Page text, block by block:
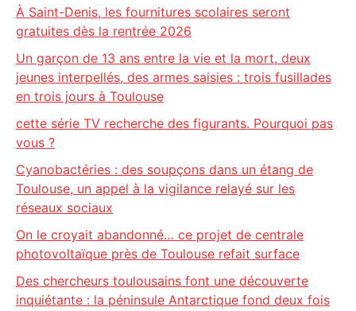
À Saint-Denis, les fournitures scolaires seront
gratuites dès la rentrée 2026
Un garçon de 13 ans entre la vie et la mort, deux
jeunes interpellés, des armes saisies : trois fusillades
en trois jours à Toulouse
cette série TV recherche des figurants. Pourquoi pas
vous ?
Cyanobactéries : des soupçons dans un étang de
Toulouse, un appel à la vigilance relayé sur les
réseaux sociaux
On le croyait abandonné… ce projet de centrale
photovoltaïque près de Toulouse refait surface
Des chercheurs toulousains font une découverte
inquiétante : la péninsule Antarctique fond deux fois